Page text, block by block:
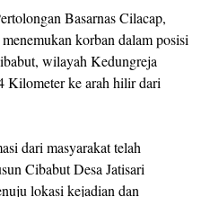
Basarnas Cilacap,
korban dalam posisi
wilayah Kedungreja
Kilometer ke arah hilir dari
dari masyarakat telah
Cibabut Desa Jatisari
lokasi kejadian dan